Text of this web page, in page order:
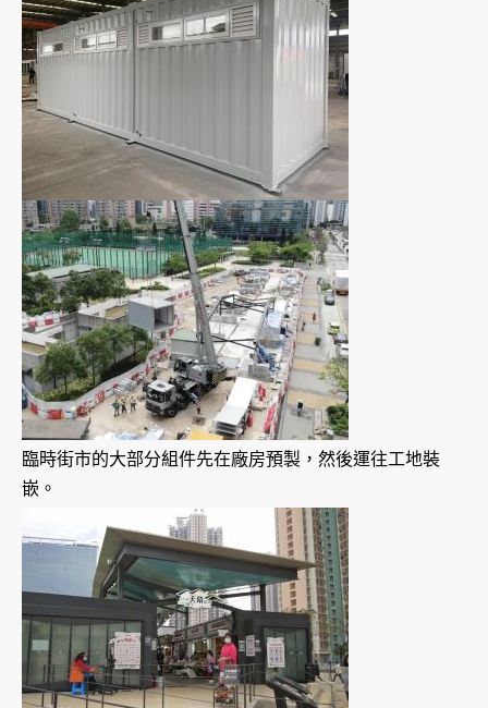
臨時街市的大部分組件先在廠房預製，然後運往工地裝
嵌。